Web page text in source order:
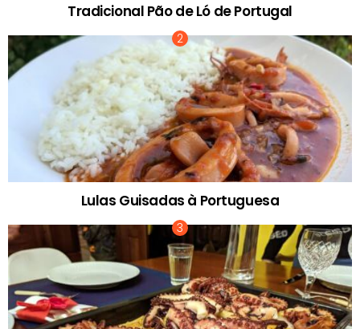
Tradicional Pão de Ló de Portugal
Lulas Guisadas à Portuguesa